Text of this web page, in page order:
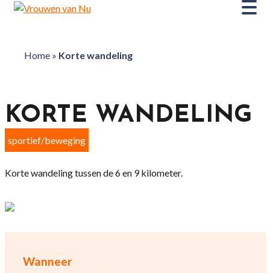
Home» Korte wandeling
Wanneer
KORTE WANDELING
sportief/beweging
Korte wandeling tussen de 6 en 9 kilometer.